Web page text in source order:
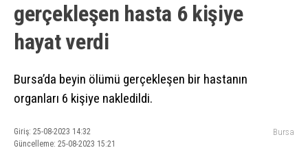
gerçekleşen hasta 6 kişiye
hayat verdi
Bursa’da beyin ölümü gerçekleşen bir hastanın
organları 6 kişiye nakledildi.
Giriş: 25-08-2023 14:32
Güncelleme: 25-08-2023 15:21
Bursa